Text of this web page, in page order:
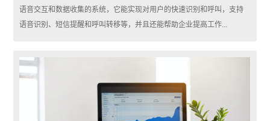
语音交互和数据收集的系统，它能实现对用户的快速识别和呼叫，支持
语音识别、短信提醒和呼叫转移等，并且还能帮助企业提高工作...